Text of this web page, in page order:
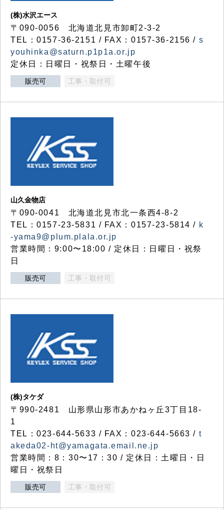
(株)水沢エース
〒090-0056 北海道北見市卸町2-3-2
TEL：0157-36-2151 / FAX：0157-36-2156 / s
youhinka@saturn.p1p1a.or.jp
定休日：日曜日・祝祭日・土曜午後
販売可 工事・取付可
山久金物店
〒090-0041 北海道北見市北一条西4-8-2
TEL：0157-23-5831 / FAX：0157-23-5814 / k
-yama9@plum.plala.or.jp
営業時間：9:00〜18:00 / 定休日：日曜日・祝祭
日
販売可 工事・取付可
(株)タケダ
〒990-2481 山形県山形市あかねヶ丘3丁目18-
1
TEL：023-644-5633 / FAX：023-644-5663 / t
akeda02-ht@yamagata.email.ne.jp
営業時間：8：30〜17：30 / 定休日：土曜日・日
曜日・祝祭日
販売可 工事・取付可